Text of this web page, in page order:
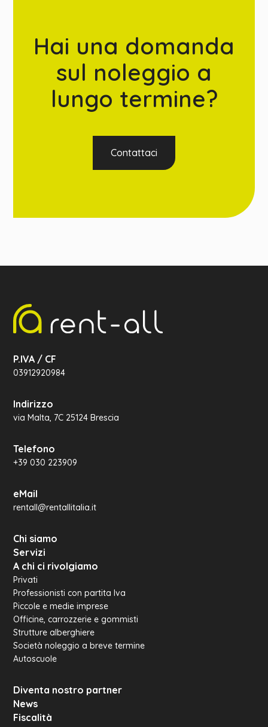
Hai una domanda
sul noleggio a
lungo termine?
Contattaci
P.IVA / CF
03912920984
Indirizzo
via Malta, 7C 25124 Brescia
Telefono
+39 030 223909
eMail
rentall@rentallitalia.it
Chi siamo
Servizi
A chi ci rivolgiamo
Privati
Professionisti con partita Iva
Piccole e medie imprese
Officine, carrozzerie e gommisti
Strutture alberghiere
Società noleggio a breve termine
Autoscuole
Diventa nostro partner
News
Fiscalità